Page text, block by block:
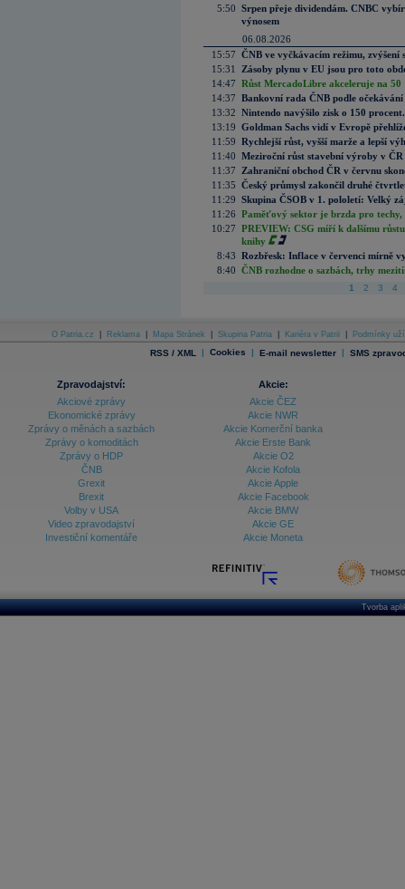
5:50 Srpen přeje dividendám. CNBC
výnosem
06.08.2026
15:57 ČNB ve vyčkávacím režimu, zvýšení
15:31
Zásoby plynu v EU jsou pro toto
14:47 Růst MercadoLibre akceleruje na
14:37 Bankovní rada ČNB podle
13:32 Nintendo navýšilo zisk o 150
13:19 Goldman Sachs vidí v Evropě
11:59 Rychlejší růst, vyšší marže a lepší
11:40 Meziroční růst stavební výroby v
11:37
Zahraniční obchod ČR v červnu
11:35 Český průmysl zakončil druhé
11:29 Skupina ČSOB v 1. pololetí: Velký
11:26 Paměťový sektor je brzda pro techy,
10:27 PREVIEW: CSG míří k dalšímu
knihy
8:43 Rozbřesk: Inflace v červenci mírně
8:40 ČNB rozhodne o sazbách, trhy
1 2 3 4
O Patria.cz Reklama Mapa Stránek Skupina Patria Kariéra v Patrii Podmínky
RSS / XML | Cookies | E-mail newsletter | SMS
Zpravodajství:
Akciové zprávy
Ekonomické zprávy
Zprávy o měnách a sazbách
Zprávy o komoditách
Zprávy o HDP
ČNB
Grexit
Brexit
Volby v USA
Video zpravodajství
Investiční komentáře
Akcie:
Akcie ČEZ
Akcie NWR
Akcie Komerční banka
Akcie Erste Bank
Akcie O2
Akcie Kofola
Akcie Apple
Akcie Facebook
Akcie BMW
Akcie GE
Akcie Moneta
Tvorba